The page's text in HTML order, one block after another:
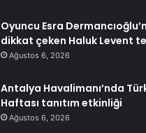
Oyuncu Esra
dikkat çeken Haluk Levent
Ağustos 6, 2026
Antalya Havalimanı’nda
Haftası tanıtım etkinliği
Ağustos 6, 2026